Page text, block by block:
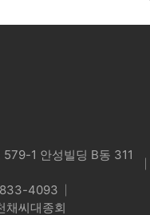
1 안성빌딩 B동 311
4093
씨대종회